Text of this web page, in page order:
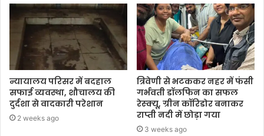
न्यायालय परिसर में बदहाल
सफाई व्यवस्था, शौचालय की
दुर्दशा से वादकारी परेशान
2 weeks ago
त्रिवेणी से भटककर नहर में फंसी
गर्भवती डॉलफिन का सफल
रेस्क्यू, ग्रीन कॉरिडोर बनाकर
राप्ती नदी में छोड़ा गया
3 weeks ago